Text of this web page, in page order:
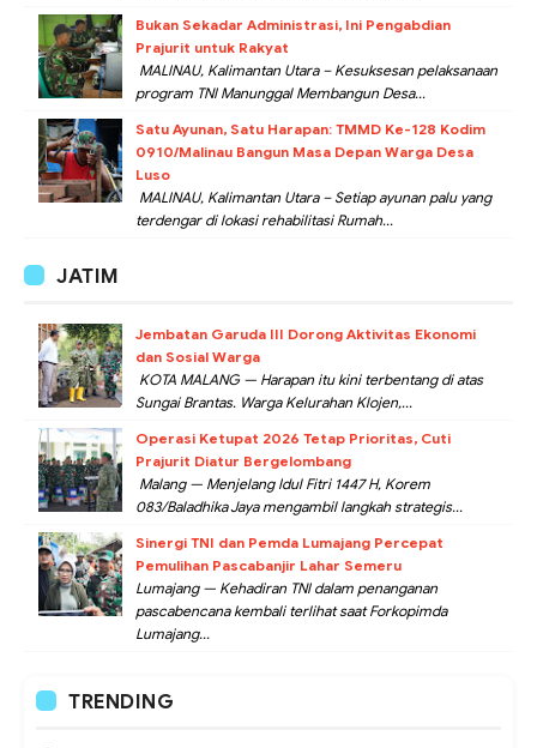
Bukan Sekadar Administrasi, Ini Pengabdian
Prajurit untuk Rakyat
MALINAU, Kalimantan Utara – Kesuksesan pelaksanaan
program TNI Manunggal Membangun Desa...
Satu Ayunan, Satu Harapan: TMMD Ke-128 Kodim
0910/Malinau Bangun Masa Depan Warga Desa
Luso
MALINAU, Kalimantan Utara – Setiap ayunan palu yang
terdengar di lokasi rehabilitasi Rumah...
JATIM
Jembatan Garuda III Dorong Aktivitas Ekonomi
dan Sosial Warga
KOTA MALANG — Harapan itu kini terbentang di atas
Sungai Brantas. Warga Kelurahan Klojen,...
Operasi Ketupat 2026 Tetap Prioritas, Cuti
Prajurit Diatur Bergelombang
Malang — Menjelang Idul Fitri 1447 H, Korem
083/Baladhika Jaya mengambil langkah strategis...
Sinergi TNI dan Pemda Lumajang Percepat
Pemulihan Pascabanjir Lahar Semeru
Lumajang — Kehadiran TNI dalam penanganan
pascabencana kembali terlihat saat Forkopimda
Lumajang...
TRENDING